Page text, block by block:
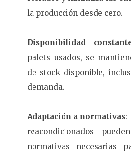
la producción desde cero.
Disponibilidad
palets usados, se
de stock disponible,
demanda.
Adaptación a normativas:
reacondicionados
normativas necesarias